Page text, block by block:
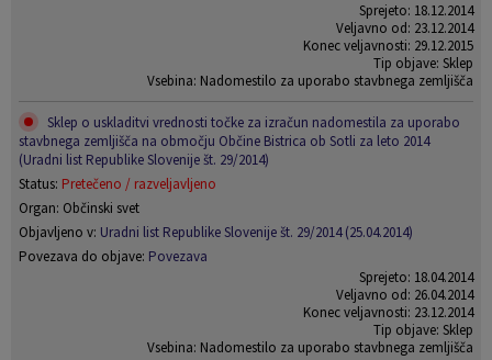
Sprejeto: 18.12.2014
Veljavno od: 23.12.2014
Konec veljavnosti: 29.12.2015
Tip objave: Sklep
Vsebina: Nadomestilo za uporabo stavbnega zemljišča
Sklep o uskladitvi vrednosti točke za izračun nadomestila za uporabo
stavbnega zemljišča na območju Občine Bistrica ob Sotli za leto 2014
(Uradni list Republike Slovenije št. 29/2014)
Status: Pretečeno / razveljavljeno
Organ: Občinski svet
Objavljeno v: Uradni list Republike Slovenije št. 29/2014 (25.04.2014)
Povezava do objave: Povezava
Sprejeto: 18.04.2014
Veljavno od: 26.04.2014
Konec veljavnosti: 23.12.2014
Tip objave: Sklep
Vsebina: Nadomestilo za uporabo stavbnega zemljišča